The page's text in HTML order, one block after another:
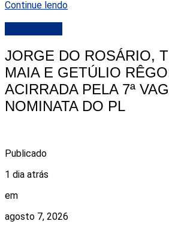
Continue lendo
JORGE DO ROSÁRIO,
MAIA E GETÚLIO
ACIRRADA PELA 7ª
NOMINATA DO PL
Publicado
1 dia atrás
em
agosto 7, 2026